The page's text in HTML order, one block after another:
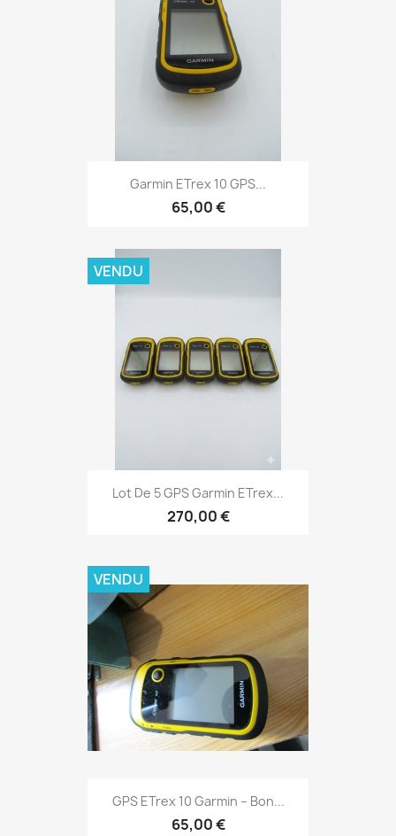
Aperçu rapide
Garmin ETrex 10 GPS...
65,00 €
Aperçu rapide
Lot De 5 GPS Garmin ETrex...
270,00 €
VENDU
Aperçu rapide
GPS ETrex 10 Garmin – Bon...
65,00 €
VENDU